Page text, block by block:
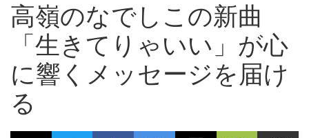
高嶺のなでしこの新曲
「生きてりゃいい」が心
に響くメッセージを届け
る